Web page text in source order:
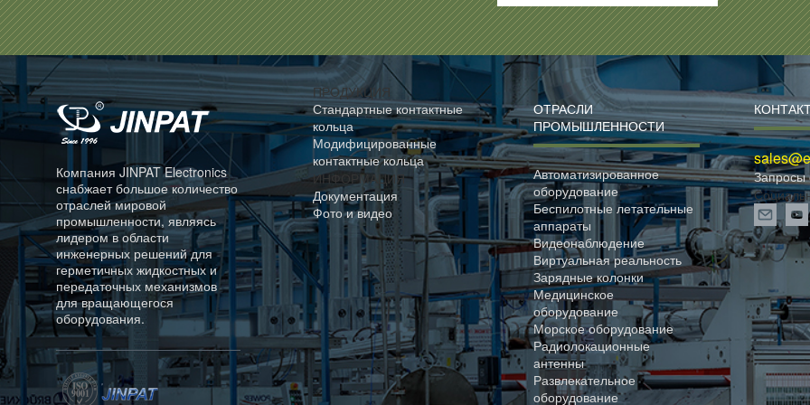
Компания JINPAT Electronics
снабжает большое количество
отраслей мировой
промышленности, являясь
лидером в области
инженерных решений для
герметичных жидкостных и
передаточных механизмов
для вращающегося
оборудования.
ПРОДУКЦИЯ
Стандартные контактные
кольца
Модифицированные
контактные кольца
ИНФОРМАЦИЯ
Документация
Фото и видео
ОТРАСЛИ
ПРОМЫШЛЕННОСТИ
Автоматизированное
оборудование
Беспилотные летательные
аппараты
Видеонаблюдение
Виртуальная реальность
Зарядные колонки
Медицинское
оборудование
Морское оборудование
Радиолокационные
антенны
Развлекательное
оборудование
Запросы